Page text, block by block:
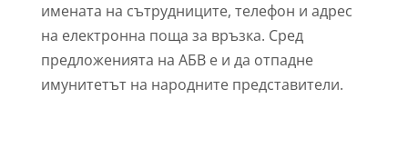
имената на сътрудниците, телефон и адрес
на електронна поща за връзка. Сред
предложенията на АБВ е и да отпадне
имунитетът на народните представители.